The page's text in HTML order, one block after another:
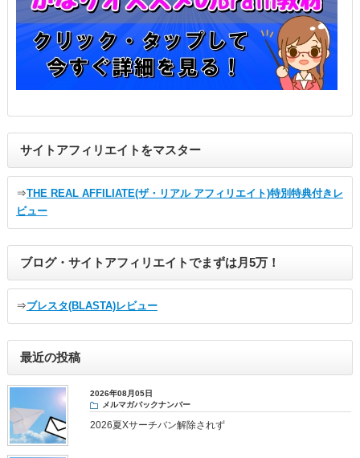
サイトアフィリエイトをマスター
⇒THE REAL AFFILIATE(ザ・リアル アフィリエイト)特別特典付きレ
ビュー
ブログ・サイトアフィリエイトでまずは月5万！
⇒ブレスタ(BLASTA)レビュー
最近の投稿
2026年08月05日
メルマガバックナンバー
2026夏Xサーチバン解除されず